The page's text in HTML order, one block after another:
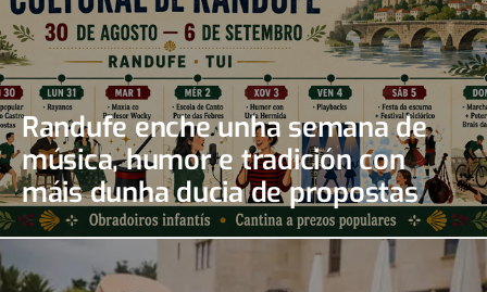
Randufe enche unha semana de
música, humor e tradición con
máis dunha ducia de propostas